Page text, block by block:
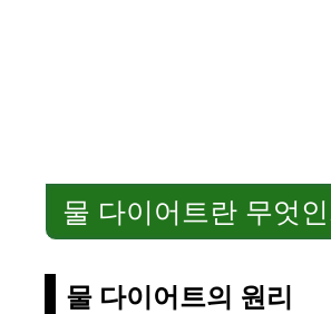
물 다이어트란 무엇
물 다이어트의 원리